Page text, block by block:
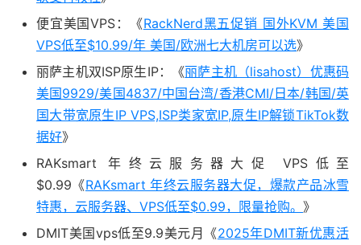
便宜美国VPS：《RackNerd黑五促销 国外KVM 美国
VPS低至$10.99/年 美国/欧洲七大机房可以选》
丽萨主机双ISP原生IP：《丽萨主机（lisahost）优惠码
美国9929/美国4837/中国台湾/香港CMI/日本/韩国/英
国大带宽原生IP VPS,ISP类家宽IP,原生IP解锁TikTok数
据好》
RAKsmart 年终云服务器大促 VPS低至
$0.99《RAKsmart 年终云服务器大促，爆款产品冰雪
特惠，云服务器、VPS低至$0.99，限量抢购。 》
DMIT美国vps低至9.9美元月《2025年DMIT新优惠活